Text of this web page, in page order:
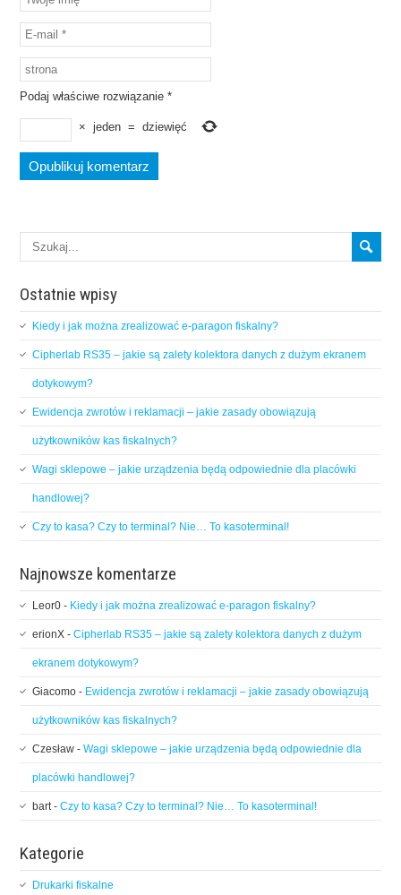
Podaj właściwe rozwiązanie *
× jeden = dziewięć
Ostatnie wpisy
Kiedy i jak można zrealizować e-paragon fiskalny?
Cipherlab RS35 – jakie są zalety kolektora danych z dużym ekranem
dotykowym?
Ewidencja zwrotów i reklamacji – jakie zasady obowiązują
użytkowników kas fiskalnych?
Wagi sklepowe – jakie urządzenia będą odpowiednie dla placówki
handlowej?
Czy to kasa? Czy to terminal? Nie… To kasoterminal!
Najnowsze komentarze
Leor0 - Kiedy i jak można zrealizować e-paragon fiskalny?
erionX -Cipherlab RS35 – jakie są zalety kolektora danych z dużym
ekranem dotykowym?
Giacomo - Ewidencja zwrotów i reklamacji – jakie zasady obowiązują
użytkowników kas fiskalnych?
Czesław -Wagi sklepowe – jakie urządzenia będą odpowiednie dla
placówki handlowej?
bart-Czy to kasa? Czy to terminal? Nie… To kasoterminal!
Kategorie
Drukarki fiskalne